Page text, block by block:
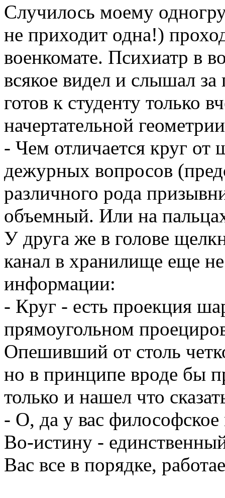
Случилось моему
не приходит одна!)
военкомате. Психиатр в
всякое видел и слышал
готов к студенту только
начертательной
- Чем отличается круг от
дежурных вопросов
различного рода
объемный. Или на
У друга же в голове
канал в хранилище еще
информации:
- Круг - есть проекция
прямоугольном
Опешивший от столь
но в принципе вроде бы
только и нашел что
- О, да у вас
Во-истину -
Вас все в порядке,